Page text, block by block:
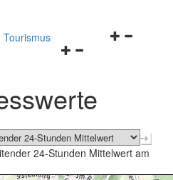
Navigationsmenü
schließen
Tourismus
24-Stunden Mittelwert am